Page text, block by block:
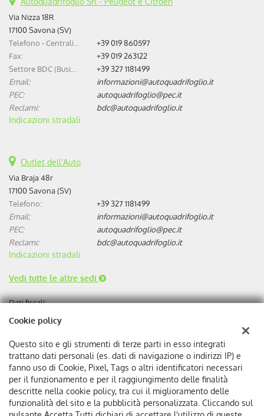
Via Nizza 18R
17100 Savona (SV)
+39 019 860597
Fax:
+39 019 263122
+39 327 1181499
Email:
informazioni@autoquadrifoglio.it
PEC:
autoquadrifoglio@pec.it
Reclami:
bdc@autoquadrifoglio.it
Indicazioni stradali
Outlet dell'Auto
Via Braja 48r
17100 Savona (SV)
Telefono:
+39 327 1181499
Email:
informazioni@autoquadrifoglio.it
PEC:
autoquadrifoglio@pec.it
Reclami:
bdc@autoquadrifoglio.it
Indicazioni stradali
Vedi tutte le altre sedi
Dati fiscali:
Autoquadrifoglio s.r.l
Via Bonini, 9, 17100 Savona
C.F/P.IVA:00384510095
Registro delle imprese:SV
REA:SV-75293
Cookie policy
Questo sito e gli strumenti di terze parti in esso integrati
trattano dati personali (es. dati di navigazione o indirizzi IP) e
fanno uso di Cookie, Pixel, Tags o altri identificatori necessari
per il funzionamento e per il raggiungimento delle finalità
descritte nella cookie policy, tra cui il miglioramento delle
funzionalità del sito e la pubblicità personalizzata. Cliccando sul